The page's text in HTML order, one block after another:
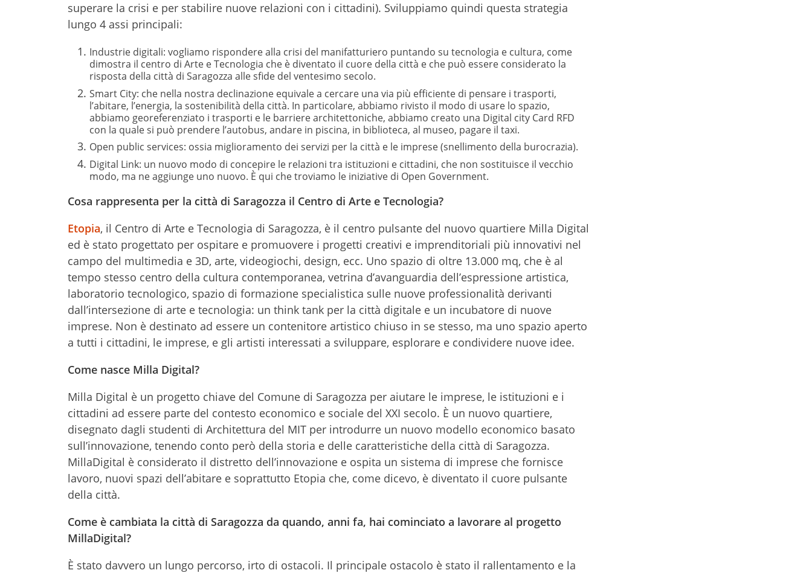
superare la crisi e per stabilire nuove relazioni con i cittadini). Sviluppiamo quindi questa strategia
lungo 4 assi principali:
Industrie digitali: vogliamo rispondere alla crisi del manifatturiero puntando su tecnologia e cultura, come
dimostra il centro di Arte e Tecnologia che è diventato il cuore della città e che può essere considerato la
risposta della città di Saragozza alle sfide del ventesimo secolo.
Smart City: che nella nostra declinazione equivale a cercare una via più efficiente di pensare i trasporti,
l’abitare, l’energia, la sostenibilità della città. In particolare, abbiamo rivisto il modo di usare lo spazio,
abbiamo georeferenziato i trasporti e le barriere architettoniche, abbiamo creato una Digital city Card RFD
con la quale si può prendere l’autobus, andare in piscina, in biblioteca, al museo, pagare il taxi.
Open public services: ossia miglioramento dei servizi per la città e le imprese (snellimento della burocrazia).
Digital Link: un nuovo modo di concepire le relazioni tra istituzioni e cittadini, che non sostituisce il vecchio
modo, ma ne aggiunge uno nuovo. È qui che troviamo le iniziative di Open Government.
Cosa rappresenta per la città di Saragozza il Centro di Arte e Tecnologia?
Etopia, il Centro di Arte e Tecnologia di Saragozza, è il centro pulsante del nuovo quartiere Milla Digital
ed è stato progettato per ospitare e promuovere i progetti creativi e imprenditoriali più innovativi nel
campo del multimedia e 3D, arte, videogiochi, design, ecc. Uno spazio di oltre 13.000 mq, che è al
tempo stesso centro della cultura contemporanea, vetrina d’avanguardia dell’espressione artistica,
laboratorio tecnologico, spazio di formazione specialistica sulle nuove professionalità derivanti
dall’intersezione di arte e tecnologia: un think tank per la città digitale e un incubatore di nuove
imprese. Non è destinato ad essere un contenitore artistico chiuso in se stesso, ma uno spazio aperto
a tutti i cittadini, le imprese, e gli artisti interessati a sviluppare, esplorare e condividere nuove idee.
Come nasce Milla Digital?
Milla Digital è un progetto chiave del Comune di Saragozza per aiutare le imprese, le istituzioni e i
cittadini ad essere parte del contesto economico e sociale del XXI secolo. È un nuovo quartiere,
disegnato dagli studenti di Architettura del MIT per introdurre un nuovo modello economico basato
sull’innovazione, tenendo conto però della storia e delle caratteristiche della città di Saragozza.
MillaDigital è considerato il distretto dell’innovazione e ospita un sistema di imprese che fornisce
lavoro, nuovi spazi dell’abitare e soprattutto Etopia che, come dicevo, è diventato il cuore pulsante
della città.
Come è cambiata la città di Saragozza da quando, anni fa, hai cominciato a lavorare al progetto
MillaDigital?
È stato davvero un lungo percorso, irto di ostacoli. Il principale ostacolo è stato il rallentamento e la